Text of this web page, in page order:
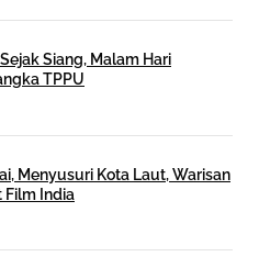
Siang, Malam Hari
TPPU
Menyusuri Kota Laut, Warisan
Film India